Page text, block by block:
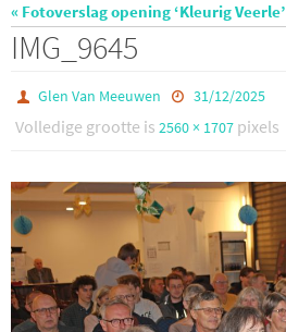
« Fotoverslag opening ‘Kleurig Veerle’
IMG_9645
Glen Van Meeuwen 31/12/2025
Volledige grootte is 2560 × 1707 pixels